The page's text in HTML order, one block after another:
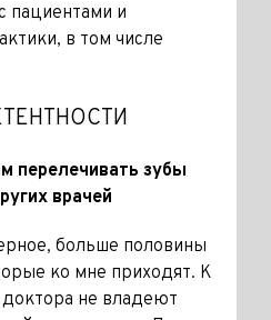
пациентами и
в том числе
перелечи­вать зубы
врачей
больше половины
ко мне приходят. К
не владеют